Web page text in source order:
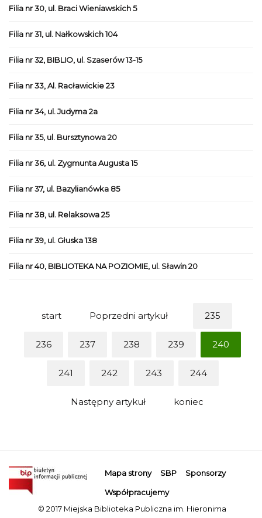
Filia nr 30, ul. Braci Wieniawskich 5
Filia nr 31, ul. Nałkowskich 104
Filia nr 32, BIBLIO, ul. Szaserów 13-15
Filia nr 33, Al. Racławickie 23
Filia nr 34, ul. Judyma 2a
Filia nr 35, ul. Bursztynowa 20
Filia nr 36, ul. Zygmunta Augusta 15
Filia nr 37, ul. Bazylianówka 85
Filia nr 38, ul. Relaksowa 25
Filia nr 39, ul. Głuska 138
Filia nr 40, BIBLIOTEKA NA POZIOMIE, ul. Sławin 20
start Poprzedni artykuł 235
236 237 238 239 240
241 242 243 244
Następny artykuł koniec
Mapa strony SBP Sponsorzy
Współpracujemy
© 2017 Miejska Biblioteka Publiczna im. Hieronima